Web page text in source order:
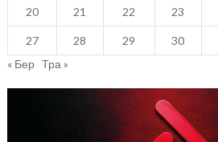
20 21 22 23
27 28 29
30
« Бер Тра »